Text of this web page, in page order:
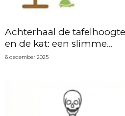
Achterhaal de
en de kat: een slimme...
6 december 2025